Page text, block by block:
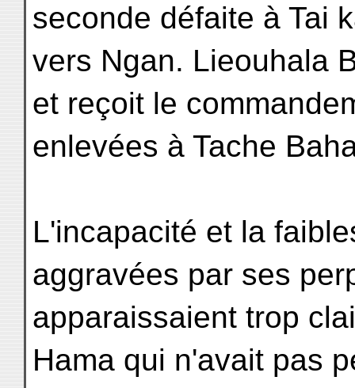
seconde défaite à Tai
vers Ngan. Lieouhala
et reçoit le
enlevées à Tache
L'incapacité et la
aggravées par ses
apparaissaient trop
Hama qui n'avait pas